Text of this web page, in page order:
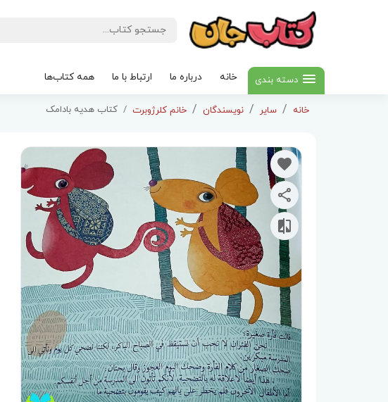
دسته بندی خانه درباره ما ارتباط با ما همه کتاب‌ها
خانه سایر نویسندگان خانم کلرژوبرت کتاب هدیه بادامک